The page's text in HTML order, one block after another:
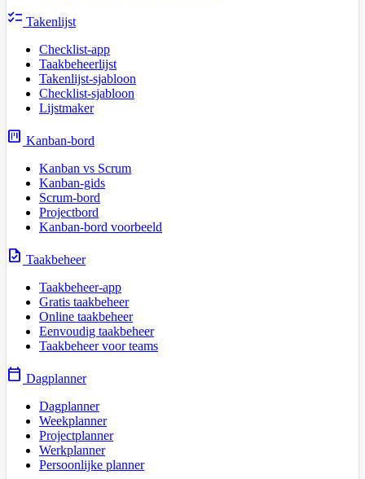
checklist Takenlijst
Checklist-app
Taakbeheerlijst
Takenlijst-sjabloon
Checklist-sjabloon
Lijstmaker
view_kanban Kanban-bord
Kanban vs Scrum
Kanban-gids
Scrum-bord
Projectbord
Kanban-bord voorbeeld
task Taakbeheer
Taakbeheer-app
Gratis taakbeheer
Online taakbeheer
Eenvoudig taakbeheer
Taakbeheer voor teams
calendar_today Dagplanner
Dagplanner
Weekplanner
Projectplanner
Werkplanner
Persoonlijke planner